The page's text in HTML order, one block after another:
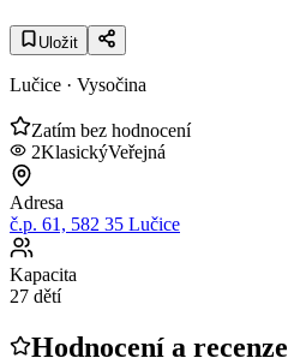
Uložit
Lučice · Vysočina
Zatím bez hodnocení
2KlasickýVeřejná
Adresa
č.p. 61, 582 35 Lučice
Kapacita
27 dětí
Hodnocení a recenze